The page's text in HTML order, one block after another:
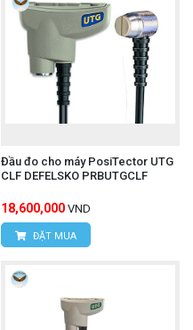
Đầu đo cho máy PosiTector UTG
CLF DEFELSKO PRBUTGCLF
18,600,000 VND
ĐẶT MUA